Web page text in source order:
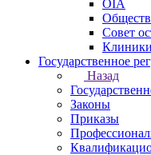
OIA
Совет
Государственное
Назад
Законы
Приказы